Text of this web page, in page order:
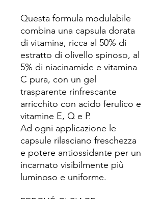
Questa formula modulabile
combina una capsula dorata
di vitamina, ricca al 50% di
estratto di olivello spinoso, al
5% di niacinamide e vitamina
C pura, con un gel
trasparente rinfrescante
arricchito con acido ferulico e
vitamine E, Q e P.
Ad ogni applicazione le
capsule rilasciano freschezza
e potere antiossidante per un
incarnato visibilmente più
luminoso e uniforme.